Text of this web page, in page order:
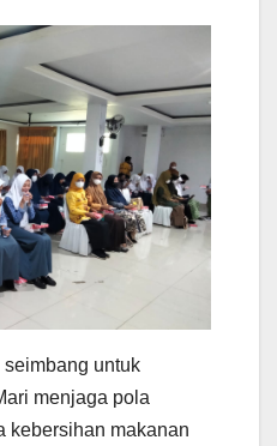
untuk
menjaga pola
kebersihan makanan